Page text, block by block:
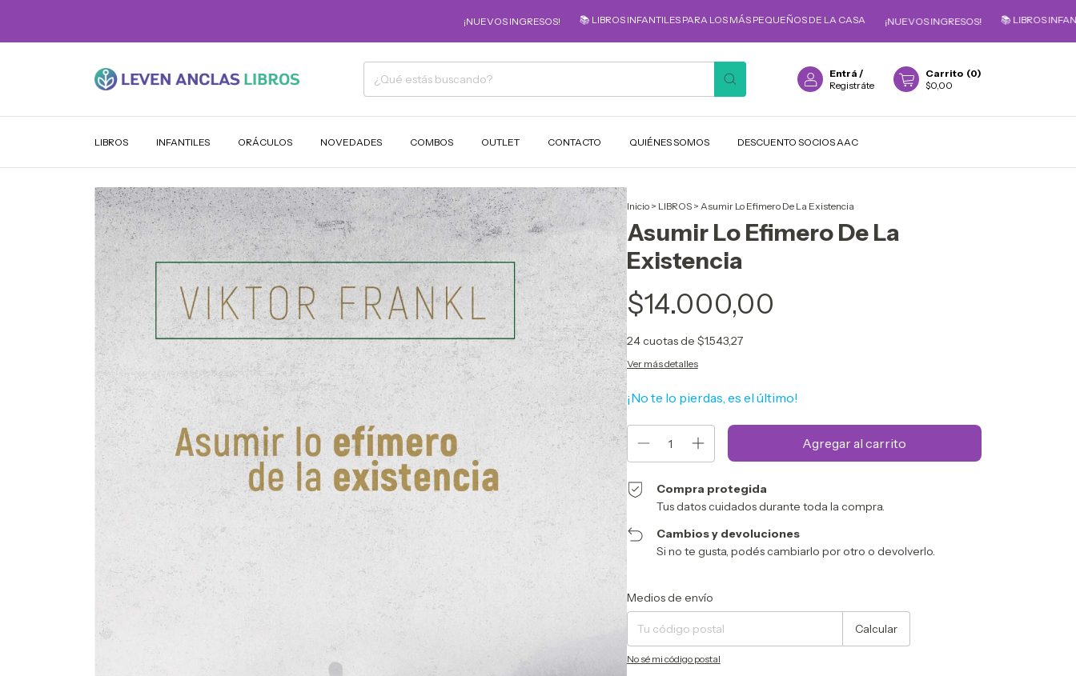
¡NUEVOS INGRESOS! 📚 LIBROS INFANTILES PARA LOS MÁS PEQUEÑOS DE LA CASA ¡NUEVOS INGRESOS! 📚 LIBROS INFANTILES
Entrá /
Registráte
Carrito (0)
$0,00
LIBROS INFANTILES ORÁCULOS NOVEDADES COMBOS OUTLET CONTACTO QUIÉNES SOMOS DESCUENTO SOCIOS AAC
Inicio > LIBROS > Asumir Lo Efimero De La Existencia
Asumir Lo Efimero De La
Existencia
$14.000,00
24cuotas de $1.543,27
Ver más detalles
¡No te lo pierdas, es el último!
Compra protegida
Tus datos cuidados durante toda la compra.
Cambios y devoluciones
Si no te gusta, podés cambiarlo por otro o devolverlo.
Entregas para el CP:
Medios de envío
Calcular
No sé mi código postal